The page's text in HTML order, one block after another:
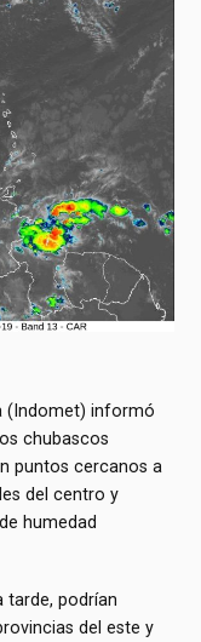
(Indomet) informó
chubascos
puntos cercanos a
del centro y
humedad
tarde, podrían
del este y